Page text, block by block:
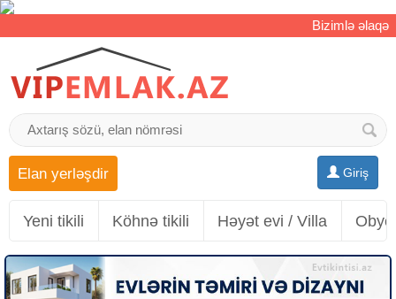
Bizimlə əlaqə
Giriş
Elan yerləşdir
Yeni tikili Köhnə tikili Həyət evi / Villa